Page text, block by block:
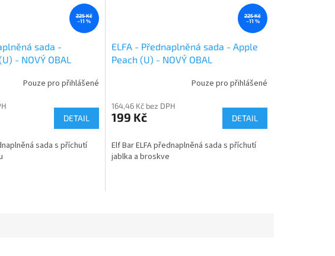
225 Kč
–11 %
sada -
- NOVÝ OBAL
Pouze pro přihlášené
DETAIL
sada s příchutí
225 Kč
–11 %
ELFA - Přednaplněná sada - Apple
Peach (U) - NOVÝ OBAL
Pouze pro přihlášené
164,46 Kč bez DPH
199 Kč DETAIL
Elf Bar ELFA přednaplněná sada s příchutí
jablka a broskve